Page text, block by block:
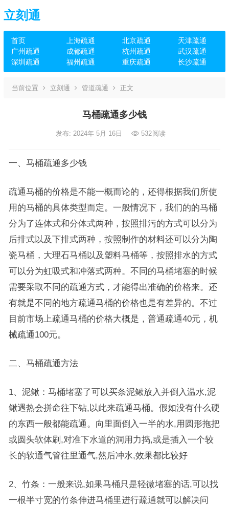
立刻通
首页 上海疏通 北京疏通
天津疏通
广州疏通
成都疏通 杭州疏通
武汉疏通
深圳疏通
福州疏通 重庆疏通 长沙疏通
当前位置 立刻通 管道疏通 正文
马桶疏通多少钱
发布: 2024年 5月 16日 532阅读
一、马桶疏通多少钱
疏通马桶的价格是不能一概而论的，还得根据我们所使
用的马桶的具体类型而定。一般情况下，我们的的马桶
分为了连体式和分体式两种，按照排污的方式可以分为
后排式以及下排式两种，按照制作的材料还可以分为陶
瓷马桶，大理石马桶以及塑料马桶等，按照排水的方式
可以分为虹吸式和冲落式两种。不同的马桶堵塞的时候
需要采取不同的疏通方式，才能得出准确的价格来。还
有就是不同的地方疏通马桶的价格也是有差异的。不过
目前市场上疏通马桶的价格大概是，普通疏通40元，机
械疏通100元。
二、马桶疏通方法
1、泥鳅：马桶堵塞了可以买条泥鳅放入并倒入温水,泥
鳅遇热会拼命往下钻,以此来疏通马桶。假如没有什么硬
的东西一般都能疏通。向里面倒入一半的水,用圆形拖把
或圆头软体刷,对准下水道的洞用力捣,或是插入一个较
长的软通气管往里通气,然后冲水,效果都比较好
2、竹条：一般来说,如果马桶只是轻微堵塞的话,可以找
一根半寸宽的竹条伸进马桶里进行疏通就可以解决问